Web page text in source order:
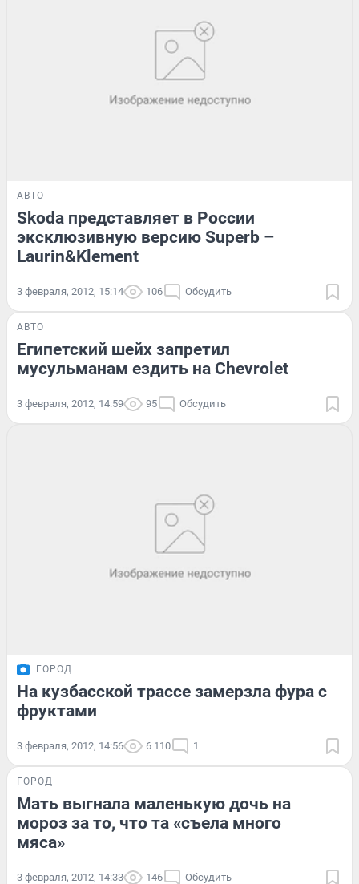
АВТО
Skoda представляет в России
эксклюзивную версию Superb –
Laurin&Klement
3 февраля, 2012, 15:14 106 Обсудить
АВТО
Египетский шейх запретил
мусульманам ездить на Chevrolet
3 февраля, 2012, 14:59 95 Обсудить
ГОРОД
На кузбасской трассе замерзла фура с
фруктами
3 февраля, 2012, 14:56 6 110 1
ГОРОД
Мать выгнала маленькую дочь на
мороз за то, что та «съела много
мяса»
3 февраля, 2012, 14:33 146 Обсудить